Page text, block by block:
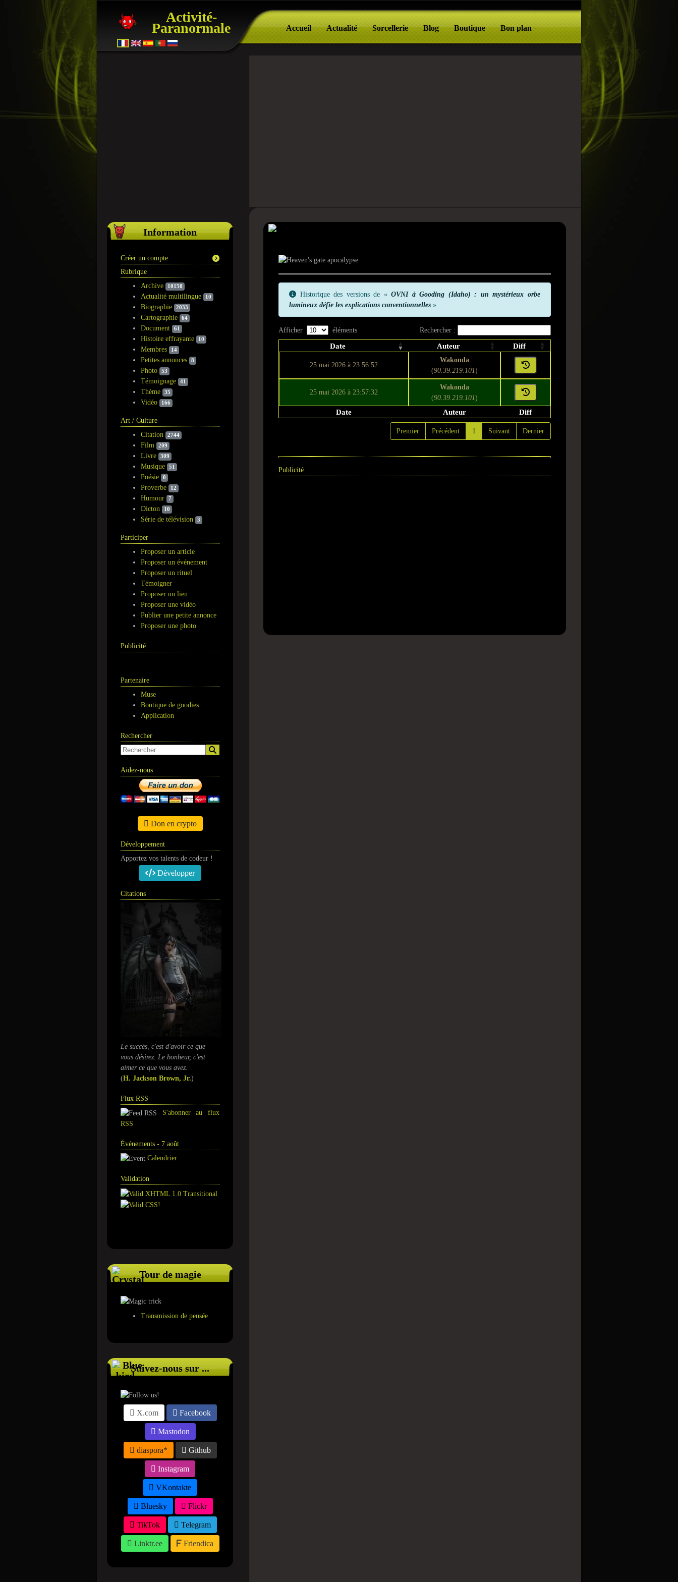
Activité-
Paranormale Accueil Actualité Sorcellerie Blog Boutique Bon plan
Information
Créer un compte
Rubrique
Archive
10150
Actualité multilingue 10
Biographie 2033
Cartographie 64
Document 61
Histoire effrayante 10
Membres 14
Petites annonces 8
Photo 53
Témoignage 41
Thème 35
Vidéo 166
Art / Culture
Citation
2744
Film 209
Livre 309
Musique 51
Poésie 0
Proverbe 12
Humour 7
Dicton 10
Série de télévision 3
Participer
Proposer un article
Proposer un événement
Proposer un rituel
Témoigner
Proposer un lien
Proposer une vidéo
Publier une petite annonce
Proposer une photo
Publicité
Partenaire
Muse
Boutique de goodies
Application
Rechercher
Aidez-nous
Don en crypto
Développement
Apportez vos talents de codeur !
Développer
Citations
Le succès, c'est d'avoir ce que
vous désirez. Le bonheur, c'est
aimer ce que vous avez.
(H. Jackson Brown, Jr.)
Flux RSS
S'abonner au flux
RSS
Événements - 7 août
Calendrier
Validation
Tour de magie
Transmission de pensée
Suivez-nous sur ...
X.com Facebook
Mastodon
diaspora* Github
Instagram
VKontakte
Bluesky Flickr
TikTok Telegram
Linktr.ee Friendica
Historique des versions de «OVNI à Gooding (Idaho) : un mystérieux orbe
lumineux défie les explications conventionnelles ».
Afficher éléments Rechercher :
Date Auteur Diff
25 mai 2026 à 23:56:52
Wakonda
(90.39.219.101)
25 mai 2026 à 23:57:32
Wakonda
(90.39.219.101)
Date Auteur Diff
Premier Précédent 1 Suivant Dernier
Publicité